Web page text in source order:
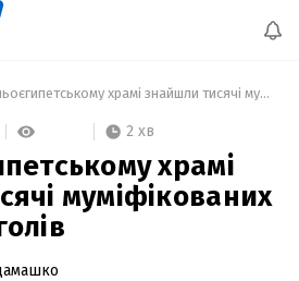
У давньоєгипетському храмі знайшли тисячі муміфікованих баранячих голів
2 хв
храмі
муміфікованих